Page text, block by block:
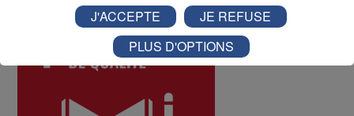
J'ACCEPTE
JE REFUSE
PLUS D'OPTIONS